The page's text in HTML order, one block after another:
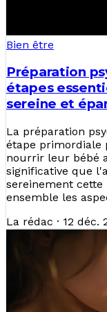
Bien être
Préparation
étapes
sereine et
La préparation
étape primordiale
nourrir leur bébé
significative que
sereinement cette
ensemble les
La rédac · 12 déc.